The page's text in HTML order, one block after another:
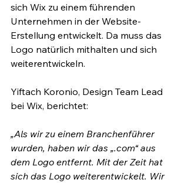
sich Wix zu einem führenden
Unternehmen in der Website-
Erstellung entwickelt. Da muss das
Logo natürlich mithalten und sich
weiterentwickeln.
Yiftach Koronio, Design Team Lead
bei Wix, berichtet:
„Als wir zu einem Branchenführer
wurden, haben wir das „.com“ aus
dem Logo entfernt. Mit der Zeit hat
sich das Logo weiterentwickelt. Wir